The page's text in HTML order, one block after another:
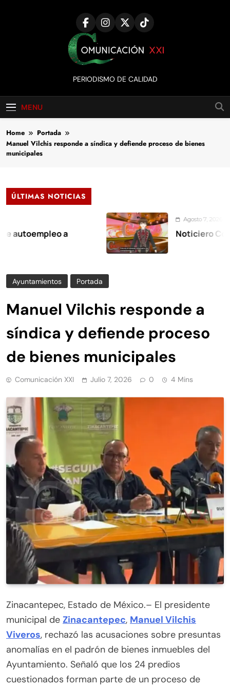
Comunicación
XXI
PERIODISMO DE CALIDAD
MENU
Home
Portada
Manuel Vilchis responde a síndica y defiende proceso de bienes
municipales
ÚLTIMAS NOTICIAS
a
Agosto 7, 2026
Noticiero
Ayuntamientos Portada
Manuel Vilchis responde a
síndica y defiende proceso
de bienes municipales
Comunicación XXI Julio 7, 2026 0 4 Mins
Zinacantepec, Estado de México.– El presidente
municipal de Zinacantepec, Manuel Vilchis
Viveros, rechazó las acusaciones sobre presuntas
anomalías en el padrón de bienes inmuebles del
Ayuntamiento. Señaló que los 24 predios
cuestionados forman parte de un proceso de